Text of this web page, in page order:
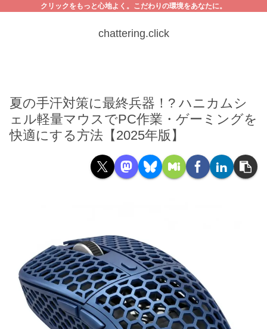
クリックをもっと心地よく。こだわりの環境をあなたに。
chattering.click
夏の手汗対策に最終兵器！? ハニカムシ
ェル軽量マウスでPC作業・ゲーミングを
快適にする方法【2025年版】